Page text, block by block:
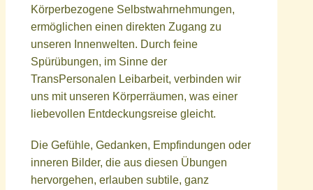
Körperbezogene Selbstwahrnehmungen,
ermöglichen einen direkten Zugang zu
unseren Innenwelten. Durch feine
Spürübungen, im Sinne der
TransPersonalen Leibarbeit, verbinden wir
uns mit unseren Körperräumen, was einer
liebevollen Entdeckungsreise gleicht.
Die Gefühle, Gedanken, Empfindungen oder
inneren Bilder, die aus diesen Übungen
hervorgehen, erlauben subtile, ganz